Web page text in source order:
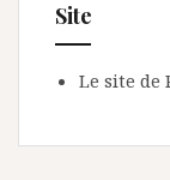
Site
Le site de